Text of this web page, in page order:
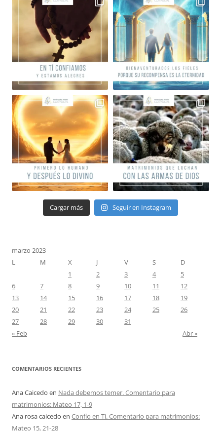
Cargar más Seguir en Instagram
marzo 2023
L
M X J V S
D
1
2 3 4
5
6
7 8 9 10 11
12
13
14 15 16 17 18
19
20
21 22 23 24 25
26
27
28 29 30
31
« Feb
Abr »
COMENTARIOS RECIENTES
Ana Caicedo en Nada debemos temer. Comentario para
matrimonios: Mateo 17, 1-9
Ana rosa caicedo en Confío en Ti. Comentario para matrimonios:
Mateo 15, 21-28